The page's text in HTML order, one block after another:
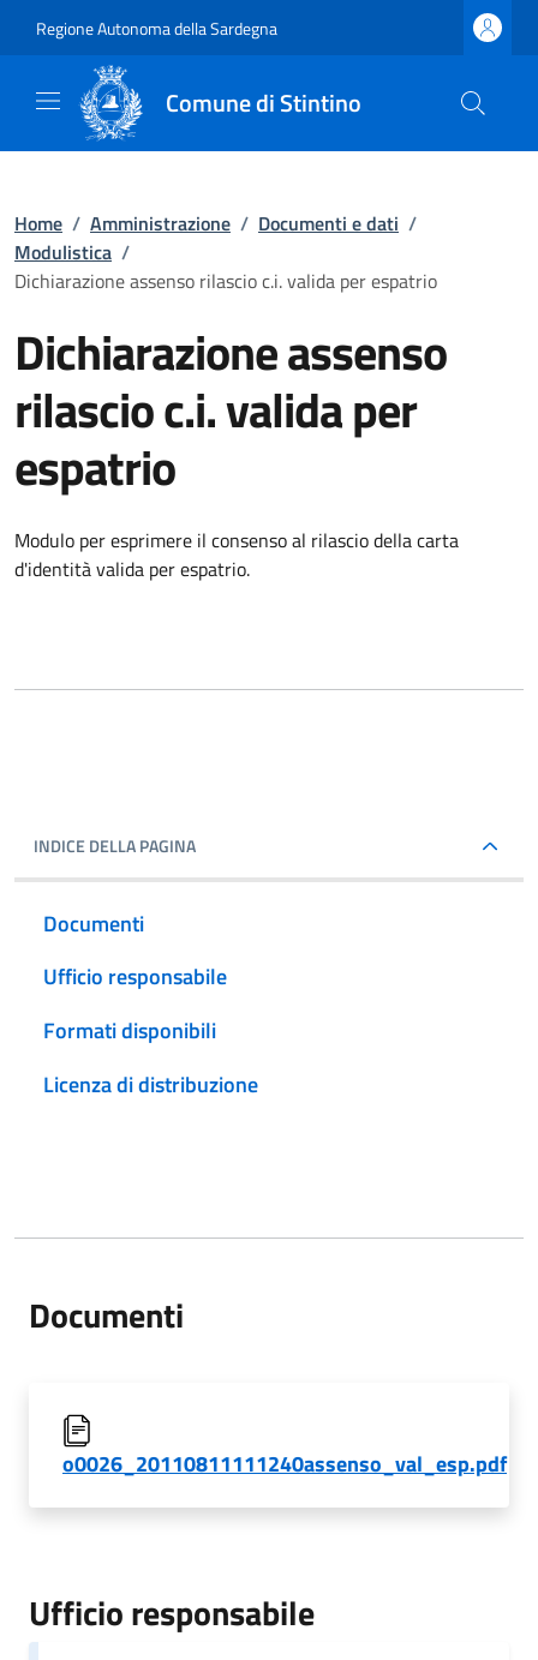
Regione Autonoma della Sardegna
Comune di Stintino
Home / Amministrazione / Documenti e dati /
Modulistica /
Dichiarazione assenso rilascio c.i. valida per espatrio
Dichiarazione assenso
rilascio c.i. valida per
espatrio
Modulo per esprimere il consenso al rilascio della carta
d'identità valida per espatrio.
INDICE DELLA PAGINA
Documenti
Ufficio responsabile
Formati disponibili
Licenza di distribuzione
Documenti
o0026_20110811111240assenso_val_esp.pdf
Ufficio responsabile